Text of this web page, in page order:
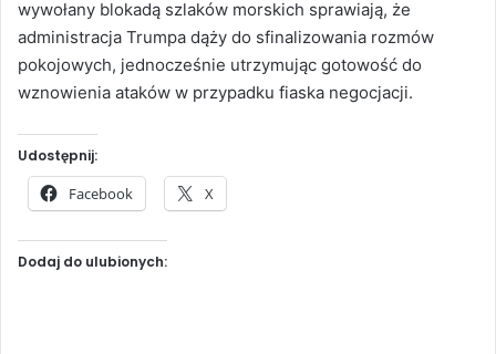
wywołany blokadą szlaków morskich sprawiają, że
administracja Trumpa dąży do sfinalizowania rozmów
pokojowych, jednocześnie utrzymując gotowość do
wznowienia ataków w przypadku fiaska negocjacji.
Udostępnij:
Facebook X
Dodaj do ulubionych: